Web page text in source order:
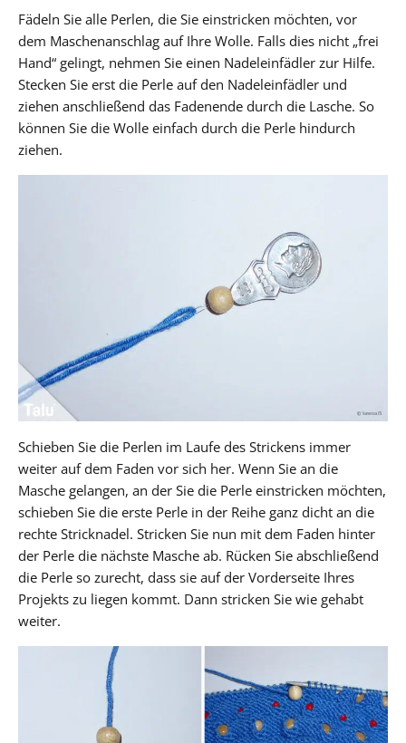
Fädeln Sie alle Perlen, die Sie einstricken möchten, vor
dem Maschenanschlag auf Ihre Wolle. Falls dies nicht „frei
Hand“ gelingt, nehmen Sie einen Nadeleinfädler zur Hilfe.
Stecken Sie erst die Perle auf den Nadeleinfädler und
ziehen anschließend das Fadenende durch die Lasche. So
können Sie die Wolle einfach durch die Perle hindurch
ziehen.
Schieben Sie die Perlen im Laufe des Strickens immer
weiter auf dem Faden vor sich her. Wenn Sie an die
Masche gelangen, an der Sie die Perle einstricken möchten,
schieben Sie die erste Perle in der Reihe ganz dicht an die
rechte Stricknadel. Stricken Sie nun mit dem Faden hinter
der Perle die nächste Masche ab. Rücken Sie abschließend
die Perle so zurecht, dass sie auf der Vorderseite Ihres
Projekts zu liegen kommt. Dann stricken Sie wie gehabt
weiter.